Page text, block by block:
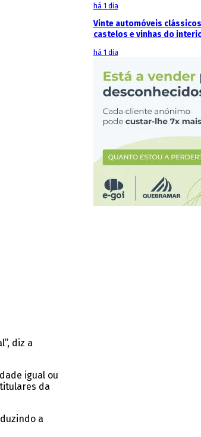
diz a
igual ou
da
a
há 1 dia
Vinte automóveis
castelos e vinhas do
há 1 dia